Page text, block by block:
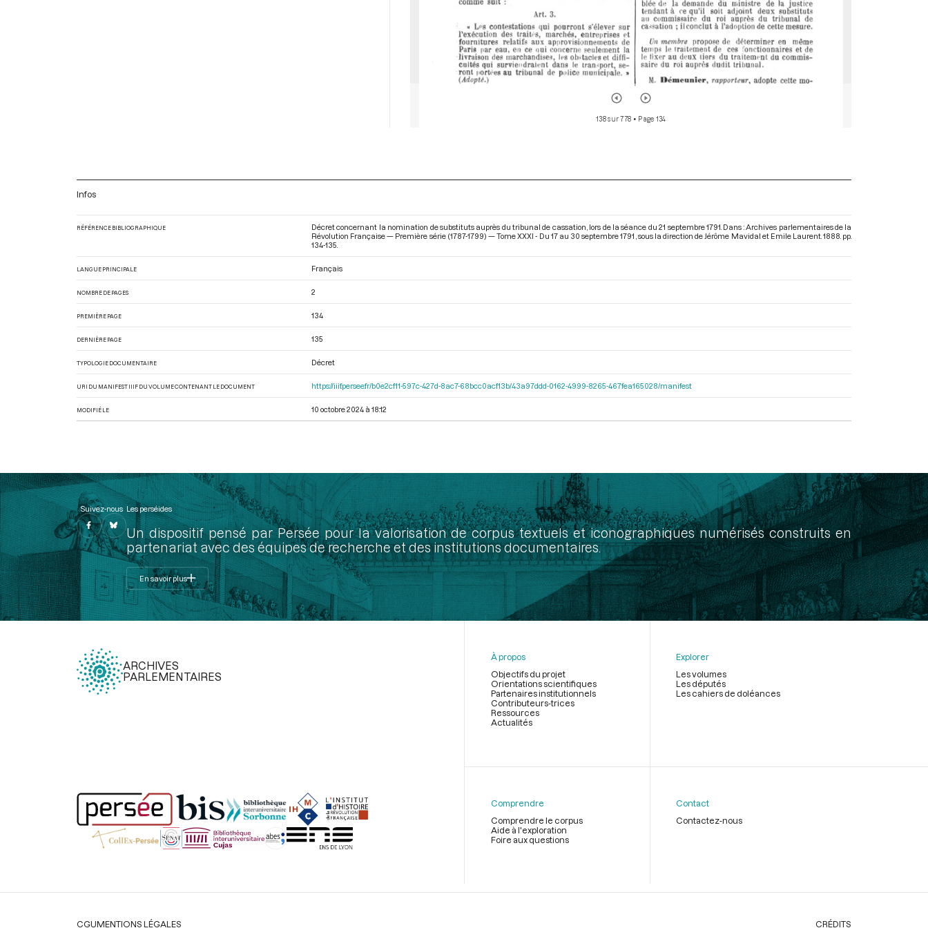
138 sur 778 • Page 134
Infos
RÉFÉRENCE BIBLIOGRAPHIQUE
Décret concernant la nomination de substituts auprès du tribunal de cassation, lors de la séance du 21 septembre 1791. Dans : Archives parlementaires de la
Révolution Française — Première série (1787-1799) — Tome XXXI - Du 17 au 30 septembre 1791 , sous la direction de Jérôme Mavidal et Emile Laurent. 1888. pp.
134-135.
LANGUE PRINCIPALE Français
NOMBRE DE PAGES 2
PREMIÈRE PAGE 134
DERNIÈRE PAGE 135
TYPOLOGIE DOCUMENTAIRE Décret
URI DU MANIFEST IIIF DU VOLUME CONTENANT LE DOCUMENT https://iiif.persee.fr/b0e2cf11-597c-427d-8ac7-68bcc0acf13b/43a97ddd-0162-4999-8265-467fea165028/manifest
MODIFIÉ LE 10 octobre 2024 à 18:12
Suivez-nous Les perséides
Un dispositif pensé par Persée pour la valorisation de corpus textuels et iconographiques numérisés construits en
partenariat avec des équipes de recherche et des institutions documentaires.
En savoir plus
ARCHIVES
PARLEMENTAIRES
page
À propos
Objectifs du projet
Orientations scientifiques
Partenaires institutionnels
Contributeurs-trices
Ressources
Actualités
Explorer
Les volumes
Les députés
Les cahiers de doléances
Comprendre
Comprendre le corpus
Aide à l'exploration
Foire aux questions
Contact
Contactez-nous
Légal
CGUMENTIONS LÉGALES CRÉDITS